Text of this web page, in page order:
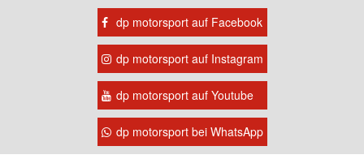
dp motorsport auf Facebook
dp motorsport auf Instagram
dp motorsport auf Youtube
dp motorsport bei WhatsApp